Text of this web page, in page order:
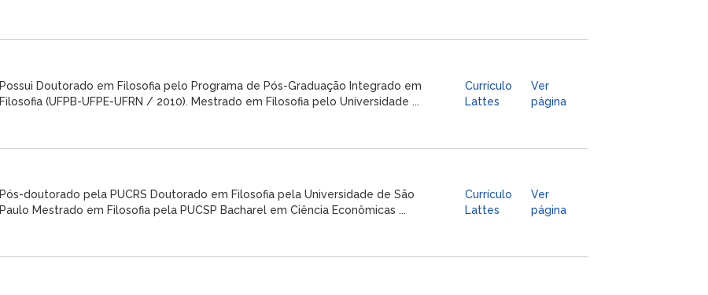
Possui Doutorado em Filosofia pelo Programa de Pós-Graduação Integrado em
Filosofia (UFPB-UFPE-UFRN / 2010). Mestrado em Filosofia pelo Universidade ...
Currículo
Lattes
Ver
página
Pós-doutorado pela PUCRS Doutorado em Filosofia pela Universidade de São
Paulo Mestrado em Filosofia pela PUCSP Bacharel em Ciência Econômicas ...
Currículo
Lattes
Ver
página